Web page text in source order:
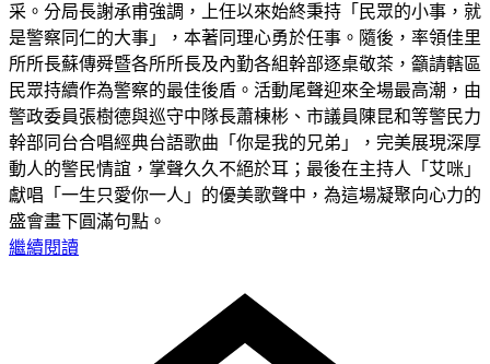
采。分局長謝承甫強調，上任以來始終秉持「民眾的小事，就
是警察同仁的大事」，本著同理心勇於任事。隨後，率領佳里
所所長蘇傳舜暨各所所長及內勤各組幹部逐桌敬茶，籲請轄區
民眾持續作為警察的最佳後盾。活動尾聲迎來全場最高潮，由
警政委員張樹德與巡守中隊長蕭棟彬、市議員陳昆和等警民力
幹部同台合唱經典台語歌曲「你是我的兄弟」，完美展現深厚
動人的警民情誼，掌聲久久不絕於耳；最後在主持人「艾咪」
獻唱「一生只愛你一人」的優美歌聲中，為這場凝聚向心力的
盛會畫下圓滿句點。
繼續閱讀